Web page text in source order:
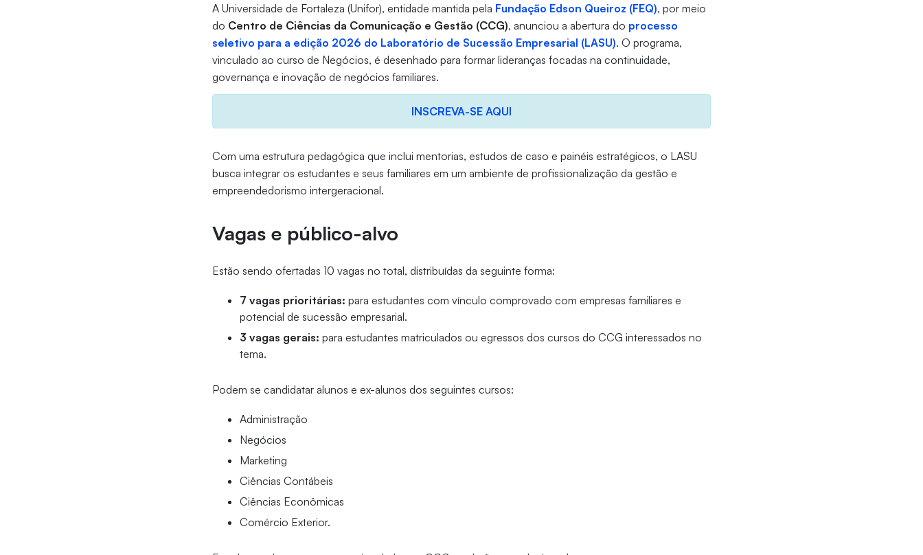
A Universidade de Fortaleza (Unifor), entidade mantida pela Fundação Edson Queiroz (FEQ), por meio
do Centro de Ciências da Comunicação e Gestão (CCG), anunciou a abertura do processo
seletivo para a edição 2026 do Laboratório de Sucessão Empresarial (LASU). O programa,
vinculado ao curso de Negócios, é desenhado para formar lideranças focadas na continuidade,
governança e inovação de negócios familiares.
INSCREVA-SE AQUI
Com uma estrutura pedagógica que inclui mentorias, estudos de caso e painéis estratégicos, o LASU
busca integrar os estudantes e seus familiares em um ambiente de profissionalização da gestão e
empreendedorismo intergeracional.
Vagas e público-alvo
Estão sendo ofertadas 10 vagas no total, distribuídas da seguinte forma:
7 vagas prioritárias:para estudantes com vínculo comprovado com empresas familiares e
potencial de sucessão empresarial.
3 vagas gerais:para estudantes matriculados ou egressos dos cursos do CCG interessados no
tema.
Podem se candidatar alunos e ex-alunos dos seguintes cursos:
Administração
Negócios
Marketing
Ciências Contábeis
Ciências Econômicas
Comércio Exterior.